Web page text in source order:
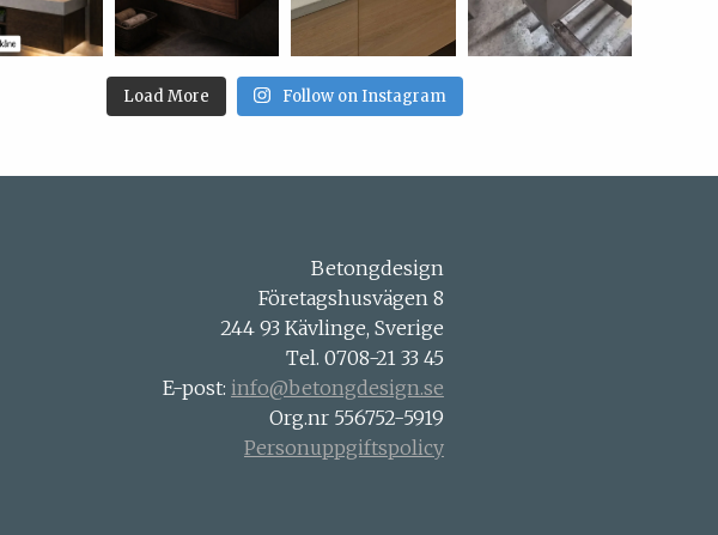
Load More Follow on Instagram
Betongdesign
Företagshusvägen 8
244 93 Kävlinge, Sverige
Tel. 0708-21 33 45
E-post: info@betongdesign.se
Org.nr 556752-5919
Personuppgiftspolicy